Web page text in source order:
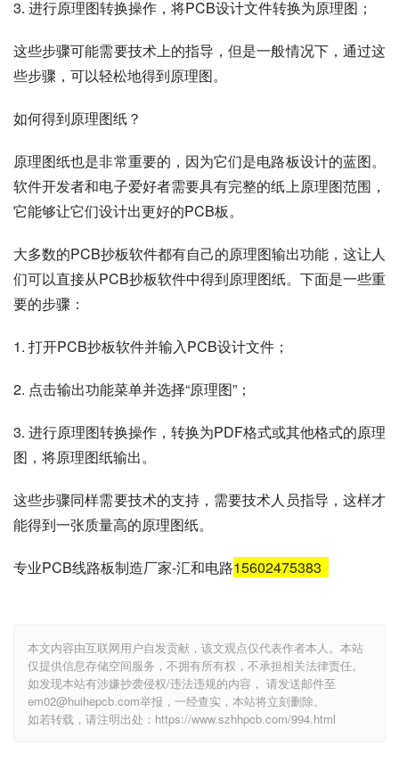
3. 进行原理图转换操作，将PCB设计文件转换为原理图；
这些步骤可能需要技术上的指导，但是一般情况下，通过这
些步骤，可以轻松地得到原理图。
如何得到原理图纸？
原理图纸也是非常重要的，因为它们是电路板设计的蓝图。
软件开发者和电子爱好者需要具有完整的纸上原理图范围，
它能够让它们设计出更好的PCB板。
大多数的PCB抄板软件都有自己的原理图输出功能，这让人
们可以直接从PCB抄板软件中得到原理图纸。下面是一些重
要的步骤：
1. 打开PCB抄板软件并输入PCB设计文件；
2. 点击输出功能菜单并选择“原理图”；
3. 进行原理图转换操作，转换为PDF格式或其他格式的原理
图，将原理图纸输出。
这些步骤同样需要技术的支持，需要技术人员指导，这样才
能得到一张质量高的原理图纸。
专业PCB线路板制造厂家-汇和电路15602475383
本文内容由互联网用户自发贡献，该文观点仅代表作者本人。本站
仅提供信息存储空间服务，不拥有所有权，不承担相关法律责任。
如发现本站有涉嫌抄袭侵权/违法违规的内容， 请发送邮件至
em02@huihepcb.com举报，一经查实，本站将立刻删除。
如若转载，请注明出处：https://www.szhhpcb.com/994.html